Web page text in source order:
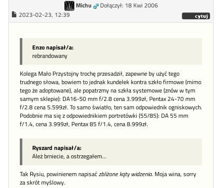
Michu
Dołączył: 18 Kwi 2006
2023-02-23, 12:39
Enzo napisał/a:
rebrandowany
Kolega Mało Przystojny trochę przesadził, zapewne by użyć tego
trudnego słowa, bowiem to jednak kundelek kontra szkło firmowe (mimo
tego że adoptowane), ale popatrzmy na szkła systemowe (znów w tym
samym sklepie): DA16-50 mm f/2.8 cena 3.999zł, Pentax 24-70 mm
f/2.8 cena 5.599zł. To samo światło, ten sam odpowiednik ogniskowych.
Podobnie ma się z odpowiednikiem portretówki (55/85): DA 55 mm
f/1.4, cena 3.999zł, Pentax 85 f/1.4, cena 8.999zł.
Ryszard napisał/a:
Ależ brniecie, a ostrzegałem...
Tak Rysiu, powinienem napisaćzbliżone kąty widzenia. Moja wina, sorry
za skrót myślowy.